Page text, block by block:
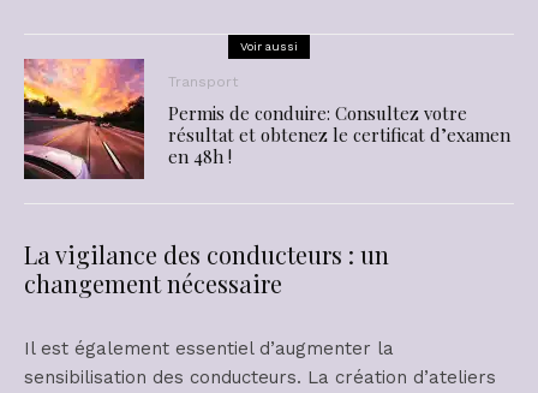
Voir aussi
Transport
Permis de conduire: Consultez votre
résultat et obtenez le certificat d’examen
en 48h !
La vigilance des conducteurs : un
changement nécessaire
Il est également essentiel d’augmenter la
sensibilisation des conducteurs. La création d’ateliers